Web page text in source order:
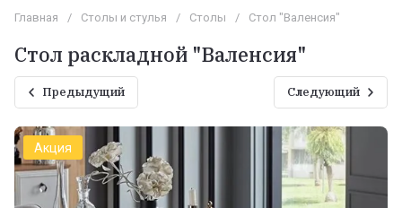
Главная / Столы и стулья / Столы / Стол "Валенсия"
Стол раскладной "Валенсия"
Предыдущий Следующий
Акция